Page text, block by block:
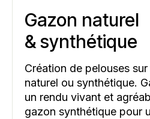
Gazon naturel
& synthétique
Création de pelouses
naturel ou synthétique.
un rendu vivant et
gazon synthétique pour